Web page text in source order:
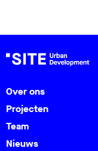
Over ons
Projecten
Team
Nieuws